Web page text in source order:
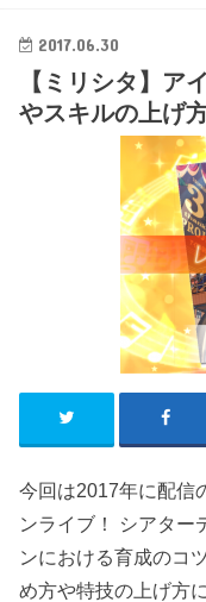
2017.06.30
【ミリシタ】ア
やスキルの上げ
今回は2017年に配信
ンライブ！ シアター
ンにおける育成のコ
め方や特技の上げ方